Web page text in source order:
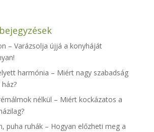
– Varázsolja újjá a konyháját
harmónia – Miért nagy szabadság
nélkül – Miért kockázatos a
puha ruhák – Hogyan előzheti meg a